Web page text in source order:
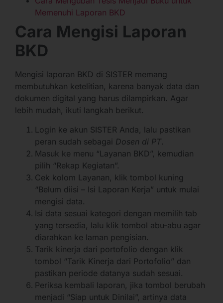
Memenuhi Laporan BKD
Cara Mengisi Laporan
BKD
Mengisi laporan BKD di SISTER memang
membutuhkan ketelitian, karena banyak data dan
dokumen digital yang harus dilampirkan. Agar
lebih mudah, ikuti langkah berikut.
Login ke akun SISTER Anda, lalu pastikan
peran sudah sebagai Dosen di PT .
Masuk ke menu “Layanan BKD”, kemudian
pilih “Rekap Kegiatan”.
Cek kolom Layanan, klik tombol kuning
“Belum diisi – Isi Laporan Kerja” untuk mulai
mengisi data.
Isi data sesuai kategori dengan memilih tab
yang tersedia, lalu klik tombol abu-abu agar
diarahkan ke laman pengisian.
Tarik kinerja dari portofolio dengan klik
tombol “Tarik Kinerja dari Portofolio” dan
pastikan periode datanya sudah sesuai.
Periksa kembali laporan, jika tombol berubah
menjadi “Siap untuk Dinilai”, artinya data